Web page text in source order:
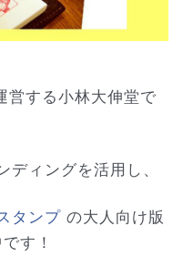
営する小林大伸堂で
ディングを活用し、
タンプ の大人向け版
す！